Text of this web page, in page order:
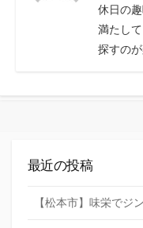
休日の
満たし
探すのが
最近の投稿
【松本市】味栄でジ